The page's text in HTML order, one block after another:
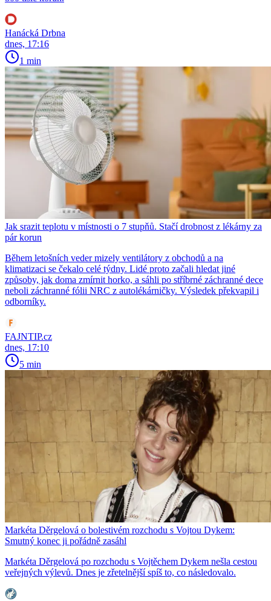
Hanácká Drbna
dnes, 17:16
1 min
Jak srazit teplotu v místnosti o 7 stupňů. Stačí drobnost z lékárny za
pár korun
Během letošních veder mizely ventilátory z obchodů a na
klimatizaci se čekalo celé týdny. Lidé proto začali hledat jiné
způsoby, jak doma zmírnit horko, a sáhli po stříbrné záchranné dece
neboli záchranné fólii NRC z autolékárničky. Výsledek překvapil i
odborníky.
FAJNTIP.cz
dnes, 17:10
5 min
Markéta Děrgelová o bolestivém rozchodu s Vojtou Dykem:
Smutný konec ji pořádně zasáhl
Markéta Děrgelová po rozchodu s Vojtěchem Dykem nešla cestou
veřejných výlevů. Dnes je zřetelnější spíš to, co následovalo.